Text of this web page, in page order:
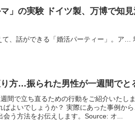
」の実験 ドイツ製、万博で知
て、話ができる「婚活パーティー」。ア…
方…振られた男性が一週間でと
間で立ち直るための行動をご紹介いたし
ばよいでしょうか？ 実際にあった事例か
う方法をお伝えします。Source: オ...